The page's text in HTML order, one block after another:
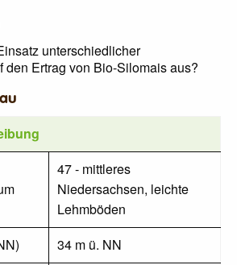
unterschiedlicher
den Ertrag von Bio-Silomais aus?
47 - mittleres
Niedersachsen, leichte
Lehmböden
34 m ü. NN